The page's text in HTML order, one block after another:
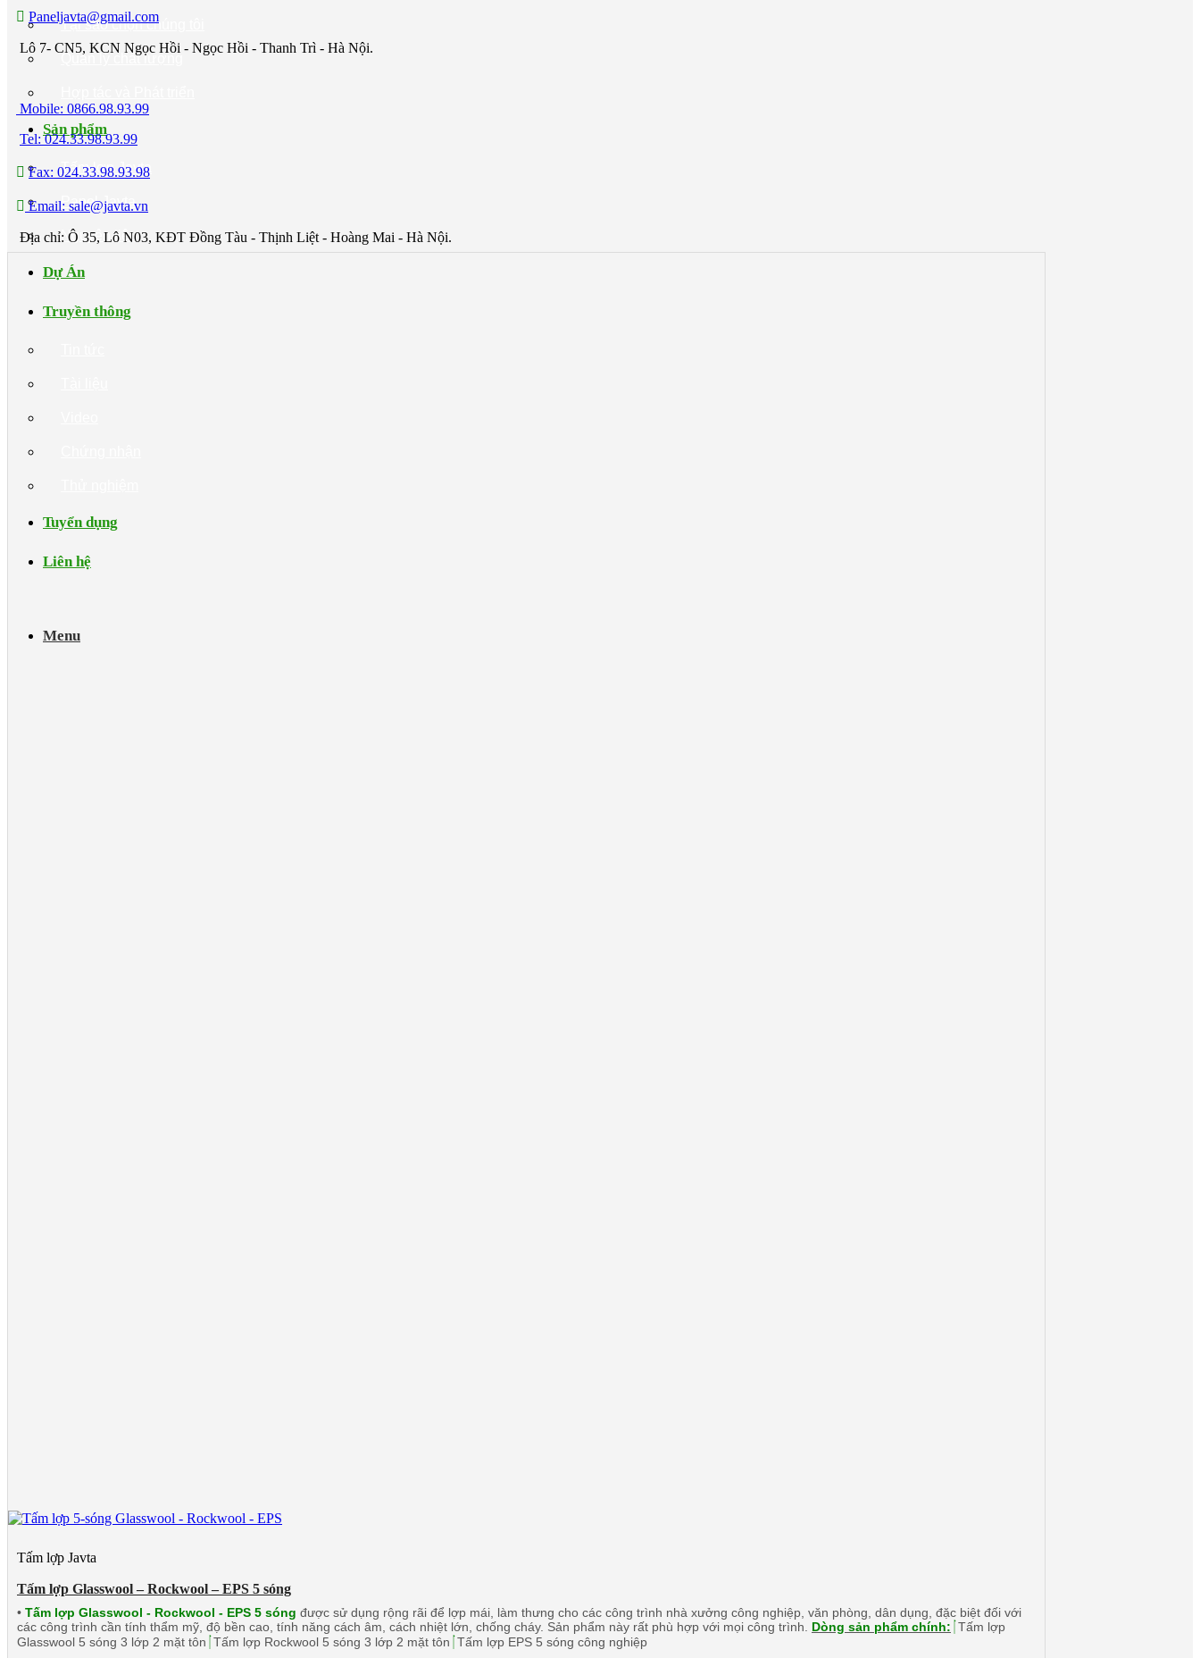
Tại sao chọn chúng tôi
Quản lý chất lượng
Sản phẩm
Tấm lợp Javta
Panel Javta
Nguyên liệu
Dự Án
Truyền thông
Tuyển dụng
Liên hệ
Menu
Paneljavta@gmail.com
Lô 7- CN5, KCN Ngọc Hồi - Ngọc Hồi - Thanh Trì - Hà Nội.
Mobile: 0866.98.93.99
Tel: 024.33.98.93.99
Fax: 024.33.98.93.98
Email: sale@javta.vn
Địa chỉ: Ô 35, Lô N03, KĐT Đồng Tàu - Thịnh Liệt - Hoàng Mai - Hà Nội.
Tấm lợp Javta
Tấm lợp Glasswool – Rockwool – EPS 5 sóng
• Tấm lợp Glasswool - Rockwool - EPS 5 sóng được sử dụng rộng rãi để lợp mái, làm thưng cho các công trình nhà xưởng công nghiệp, văn phòng, dân dụng, đặc biệt đối với
các công trình cần tính thẩm mỹ, độ bền cao, tính năng cách âm, cách nhiệt lớn, chống cháy. Sản phẩm này rất phù hợp với mọi công trình. Dòng sản phẩm chính: Tấm lợp
Glasswool 5 sóng 3 lớp 2 mặt tôn Tấm lợp Rockwool 5 sóng 3 lớp 2 mặt tôn Tấm lợp EPS 5 sóng công nghiệp